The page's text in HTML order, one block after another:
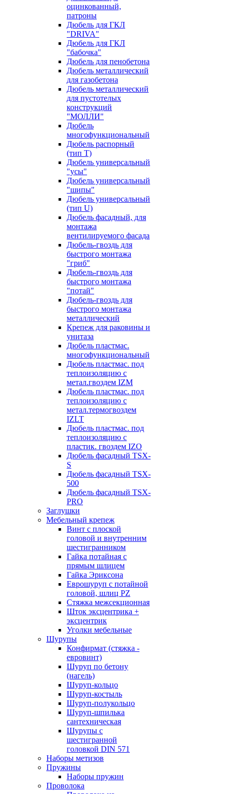
оцинкованный,
патроны
Дюбель для ГКЛ
"DRIVA"
Дюбель для ГКЛ
"бабочка"
Дюбель для пенобетона
Дюбель металлический
для газобетона
Дюбель металлический
для пустотелых
конструкций
"МОЛЛИ"
Дюбель
многофункциональный
Дюбель распорный
(тип Т)
Дюбель универсальный
"усы"
Дюбель универсальный
"шипы"
Дюбель универсальный
(тип U)
Дюбель фасадный, для
монтажа
вентилируемого фасада
Дюбель-гвоздь для
быстрого монтажа
"гриб"
Дюбель-гвоздь для
быстрого монтажа
"потай"
Дюбель-гвоздь для
быстрого монтажа
металлический
Крепеж для раковины и
унитаза
Дюбель пластмас.
многофункциональный
Дюбель пластмас. под
теплоизоляцию с
метал.гвоздем IZM
Дюбель пластмас. под
теплоизоляцию с
метал.термогвоздем
IZLT
Дюбель пластмас. под
теплоизоляцию с
пластик. гвоздем IZO
Дюбель фасадный TSX-
S
Дюбель фасадный TSX-
500
Дюбель фасадный TSX-
PRO
Заглушки
Мебельный крепеж
Винт с плоской
головой и внутренним
шестигранником
Гайка потайная с
прямым шлицем
Гайка Эриксона
Еврошуруп с потайной
головой, шлиц PZ
Стяжка межсекционная
Шток эксцентрика +
эксцентрик
Уголки мебельные
Шурупы
Конфирмат (стяжка -
евровинт)
Шуруп по бетону
(нагель)
Шуруп-кольцо
Шуруп-костыль
Шуруп-полукольцо
Шуруп-шпилька
сантехническая
Шурупы с
шестигранной
головкой DIN 571
Наборы метизов
Пружины
Наборы пружин
Проволока